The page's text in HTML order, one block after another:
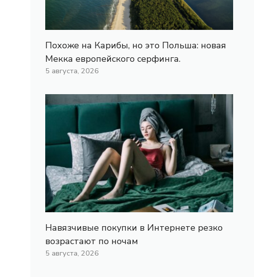
Похоже на Карибы, но это Польша: новая
Мекка европейского серфинга.
5 августа, 2026
Навязчивые покупки в Интернете резко
возрастают по ночам
5 августа, 2026